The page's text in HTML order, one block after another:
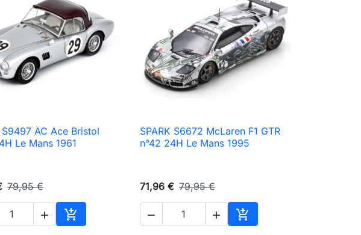
 Aperçu rapide
S9497 AC Ace Bristol
Le Mans 1961
79,95 €
 
Ajouter au panier
 Aperçu rapide
SPARK S6672 McLaren F1 GTR
n°42 24H Le Mans 1995
71,96 € 79,95 €
  
Ajouter au panier